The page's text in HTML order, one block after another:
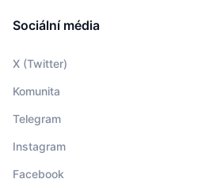
Sociální média
X (Twitter)
Komunita
Telegram
Instagram
Facebook